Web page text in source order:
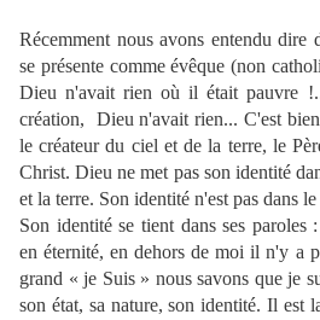
Récemment nous avons entendu
se présente comme évêque (non
Dieu n'avait rien où il était pauvre
création,
Dieu n'avait rien... C'est
le créateur du ciel et de la terre, le
Christ. Dieu ne met pas son identité
et la terre. Son identité n'est pas dans
Son identité se tient dans ses paroles
en éternité, en dehors de moi il n'y a
grand « je Suis » nous savons que je
son état, sa nature, son identité. Il est